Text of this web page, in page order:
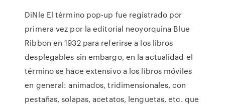
DiNle El término pop-up fue registrado por
primera vez por la editorial neoyorquina Blue
Ribbon en 1932 para referirse a los libros
desplegables sin embargo, en la actualidad el
término se hace extensivo a los libros móviles
en general: animados, tridimensionales, con
pestañas, solapas, acetatos, lenguetas, etc. que